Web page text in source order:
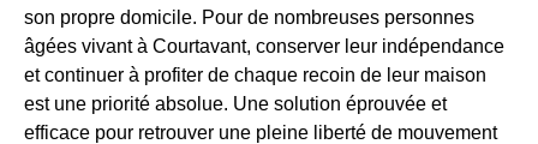
son propre domicile. Pour de nombreuses personnes
âgées vivant à Courtavant, conserver leur indépendance
et continuer à profiter de chaque recoin de leur maison
est une priorité absolue. Une solution éprouvée et
efficace pour retrouver une pleine liberté de mouvement